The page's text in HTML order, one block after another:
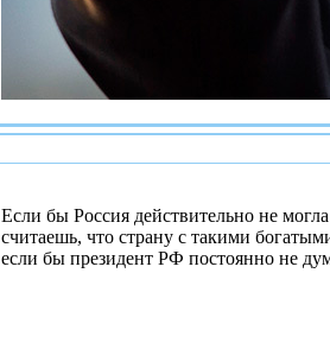
Если бы Россия действительно не
считаешь, что страну с такими
если бы президент РФ постоянно не